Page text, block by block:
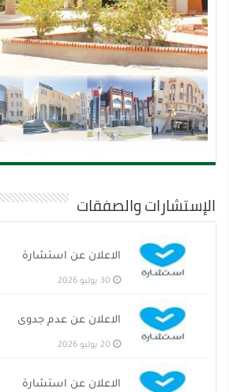
الإستشارات والصفقات
الاعلان عن استشارة
30 يوليو 2026
الاعلان عن عدم جدوى
20 يوليو 2026
الاعلان عن استشارة